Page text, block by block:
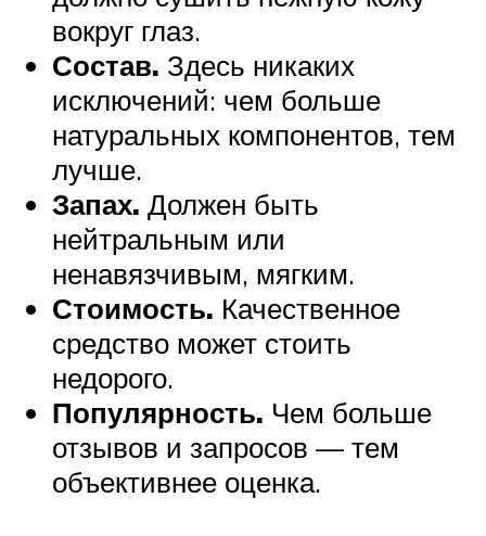
вокруг глаз.
Состав. Здесь никаких
исключений: чем больше
натуральных компонентов, тем
лучше.
Запах. Должен быть
нейтральным или
ненавязчивым, мягким.
Стоимость. Качественное
средство может стоить
недорого.
Популярность. Чем больше
отзывов и запросов — тем
объективнее оценка.